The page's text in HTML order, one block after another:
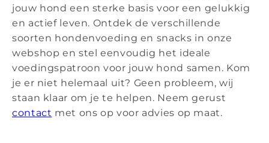
jouw hond een sterke basis voor een gelukkig
en actief leven. Ontdek de verschillende
soorten hondenvoeding en snacks in onze
webshop en stel eenvoudig het ideale
voedingspatroon voor jouw hond samen. Kom
je er niet helemaal uit? Geen probleem, wij
staan klaar om je te helpen. Neem gerust
contact met ons op voor advies op maat.